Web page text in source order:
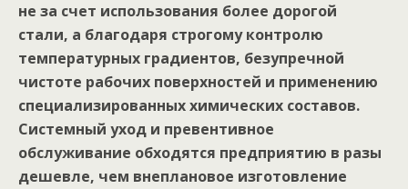
не за счет использования более дорогой
стали, а благодаря строгому контролю
температурных градиентов, безупречной
чистоте рабочих поверхностей и применению
специализированных химических составов.
Системный уход и превентивное
обслуживание обходятся предприятию в разы
дешевле, чем внеплановое изготовление